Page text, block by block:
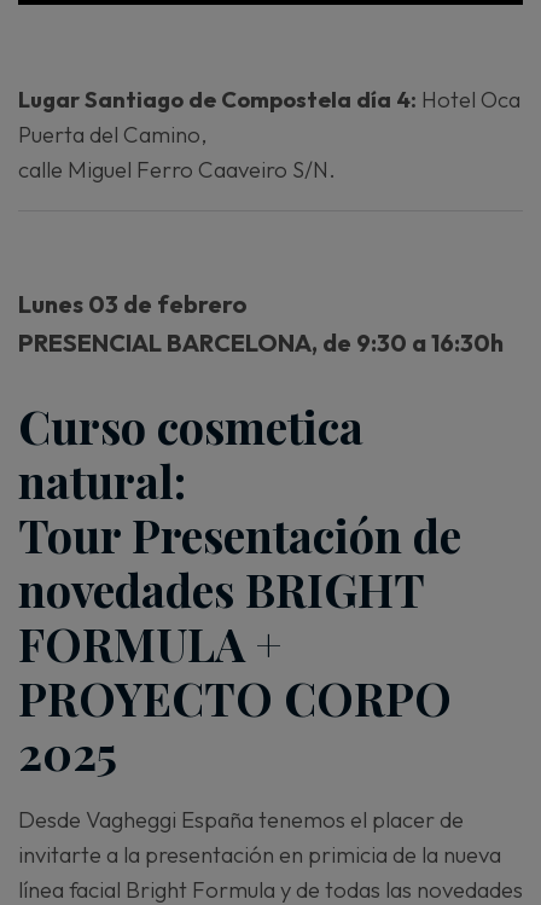
Lugar Santiago de Compostela día 4: Hotel Oca
Puerta del Camino,
calle Miguel Ferro Caaveiro S/N.
Lunes 03 de febrero
PRESENCIAL BARCELONA, de 9:30 a 16:30h
Curso cosmetica
natural:
Tour Presentación de
novedades BRIGHT
FORMULA +
PROYECTO CORPO
2025
Desde Vagheggi España tenemos el placer de
invitarte a la presentación en primicia de la nueva
línea facial Bright Formula y de todas las novedades